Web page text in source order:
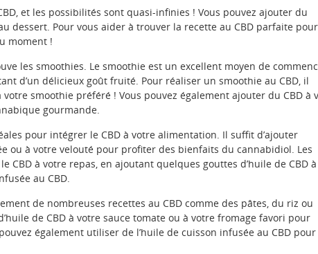
et les possibilités sont quasi-infinies ! Vous pouvez ajouter du
dessert. Pour vous aider à trouver la recette au CBD parfaite pour
moment !
les smoothies. Le smoothie est un excellent moyen de
d’un délicieux goût fruité. Pour réaliser un smoothie au CBD, il
smoothie préféré ! Vous pouvez également ajouter du CBD à
gourmande.
pour intégrer le CBD à votre alimentation. Il suffit d’ajouter
ou à votre velouté pour profiter des bienfaits du cannabidiol. Les
CBD à votre repas, en ajoutant quelques gouttes d’huile de CBD à
au CBD.
de nombreuses recettes au CBD comme des pâtes, du riz ou
de CBD à votre sauce tomate ou à votre fromage favori pour
également utiliser de l’huile de cuisson infusée au CBD pour